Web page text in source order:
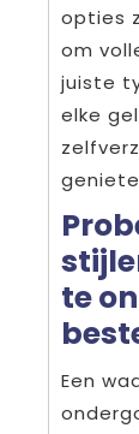
opties
om
juiste
elke
te
Een